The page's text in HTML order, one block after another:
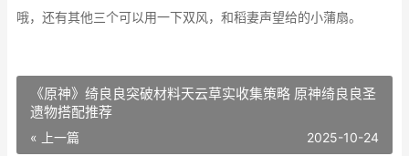
哦，还有其他三个可以用一下双风，和稻妻声望给的小蒲扇。
《原神》绮良良突破材料天云草实收集策略 原神绮良良圣
遗物搭配推荐
« 上一篇 2025-10-24